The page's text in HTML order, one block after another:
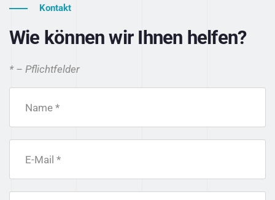
Kontakt
Wie können wir Ihnen helfen?
* – Pflichtfelder
Name *
E-Mail *